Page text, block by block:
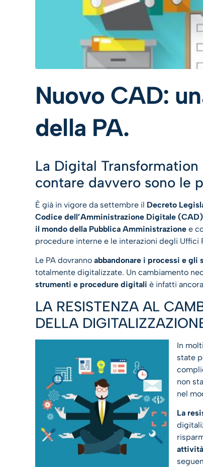
Nuovo CAD:
della PA.
La Digital
contare davvero sono le
È già in vigore da settembre il Decreto
Codice dell’Amministrazione Digitale (CAD)
il mondo della Pubblica Amministrazione e
procedure interne e le interazioni degli Uffici
Le PA dovranno abbandonare i processi e gli
totalmente digitalizzate. Un cambiamento
strumenti e procedure digitali è infatti
LA RESISTENZA AL
DELLA
In
state
non
nel
La